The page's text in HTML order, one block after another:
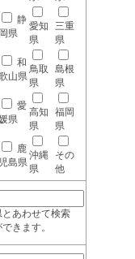
静
岡県
愛知
県
三重
県
和
山県
鳥取
県
島根
県
愛
県
高知
県
福岡
県
鹿
児島県
沖縄
県
その
他
あわせて検索
きます。